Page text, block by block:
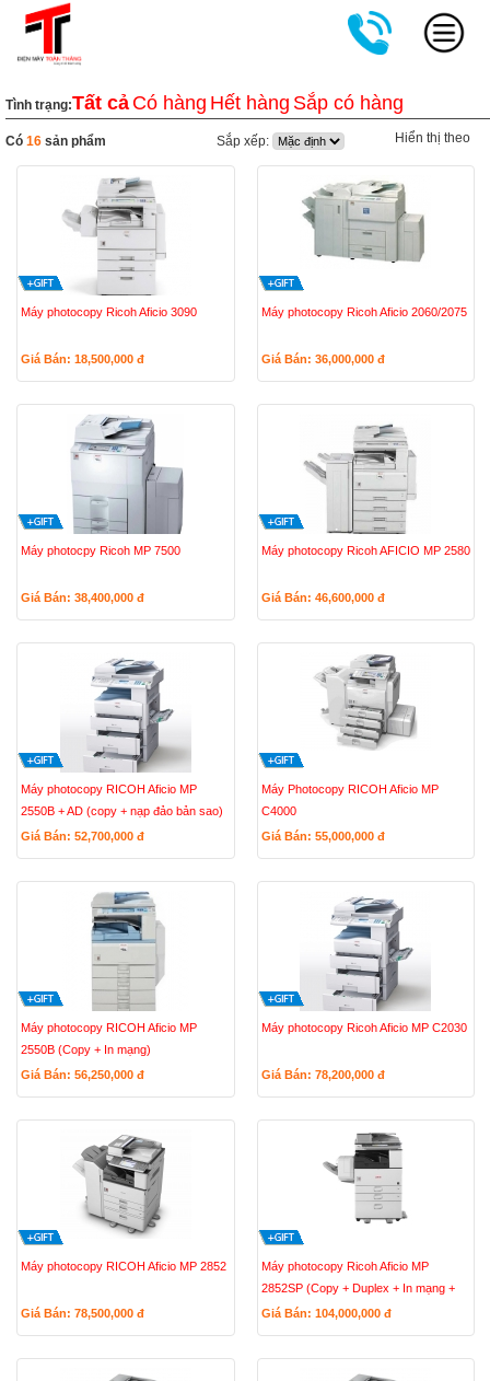
Tình trạng:Tất cả Có hàng Hết hàng Sắp có hàng
Có 16 sản phẩm Sắp xếp: Hiển thị theo
Máy photocopy Ricoh Aficio 3090
Giá Bán: 18,500,000 đ
Máy photocopy Ricoh Aficio 2060/2075
Giá Bán: 36,000,000 đ
Máy photocpy Ricoh MP 7500
Giá Bán: 38,400,000 đ
Máy photocopy Ricoh AFICIO MP 2580
Giá Bán: 46,600,000 đ
Máy photocopy RICOH Aficio MP
2550B + AD (copy + nạp đảo bản sao)
Giá Bán: 52,700,000 đ
Máy Photocopy RICOH Aficio MP
C4000
Giá Bán: 55,000,000 đ
Máy photocopy RICOH Aficio MP
2550B (Copy + In mạng)
Giá Bán: 56,250,000 đ
Máy photocopy Ricoh Aficio MP C2030
Giá Bán: 78,200,000 đ
Máy photocopy RICOH Aficio MP 2852
Giá Bán: 78,500,000 đ
Máy photocopy Ricoh Aficio MP
2852SP (Copy + Duplex + In mạng +
Scan màu (Fax chọn thêm)
Giá Bán: 104,000,000 đ